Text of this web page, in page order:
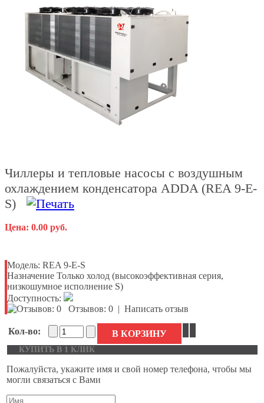
Чиллеры и тепловые насосы с воздушным
охлаждением конденсатора ADDA (REA 9-E-
S)
Цена: 0.00 руб.
Модель: REA 9-E-S
Назначение Только холод (высокоэффективная серия,
низкошумное исполнение S)
Доступность:
Отзывов: 0 | Написать отзыв
Кол-во: В КОРЗИНУ
КУПИТЬ В 1 КЛИК
Пожалуйста, укажите имя и свой номер телефона, чтобы мы
могли связаться с Вами